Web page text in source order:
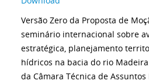
Versão Zero da Proposta de
seminário internacional sobre
estratégica, planejamento
hídricos na bacia do rio
da Câmara Técnica de